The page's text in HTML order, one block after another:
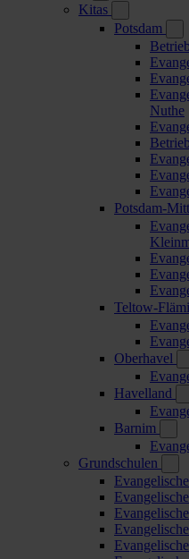
Kitas
Potsdam
Nuthe
Potsdam-
Teltow-
Oberhavel
Havelland
Barnim
Grundschulen